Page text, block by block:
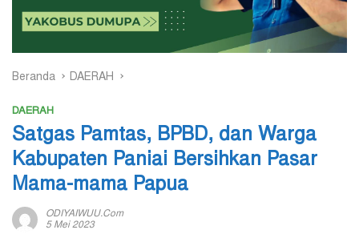
Beranda DAERAH
DAERAH
Satgas Pamtas, BPBD, dan Warga
Kabupaten Paniai Bersihkan Pasar
Mama-mama Papua
ODIYAIWUU.com
5 Mei 2023